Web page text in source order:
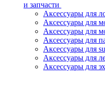
и запчасти
Аксессуары для
Аксессуары для
Аксессуары для
Аксессуары для
Аксессуары для
Аксессуары для
Аксессуары для